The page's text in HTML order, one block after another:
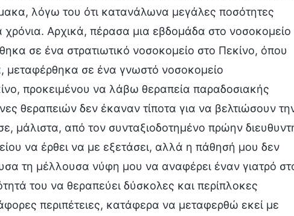
λόγω του ότι κατανάλωνα μεγάλες ποσότητες
Αρχικά, πέρασα μια εβδομάδα στο νοσοκομείο
σε ένα στρατιωτικό νοσοκομείο στο Πεκίνο, όπου
σε ένα γνωστό νοσοκομείο
προκειμένου να λάβω θεραπεία παραδοσιακής
θεραπειών δεν έκαναν τίποτα για να βελτιώσουν
μάλιστα, από τον συνταξιοδοτημένο πρώην
να έρθει να με εξετάσει, αλλά η πάθησή μου δεν
τη μέλλουσα νύφη μου να αναφέρει έναν γιατρό
του να θεραπεύει δύσκολες και περίπλοκες
περιπέτειες, κατάφερα να μεταφερθώ εκεί με